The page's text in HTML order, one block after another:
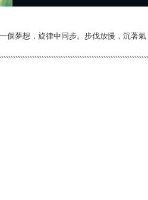
個夢想，旋律中同步。步伐放慢，沉著